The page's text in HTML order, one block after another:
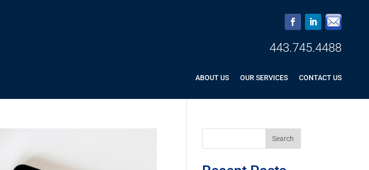
443.745.4488
ABOUT US OUR SERVICES CONTACT US